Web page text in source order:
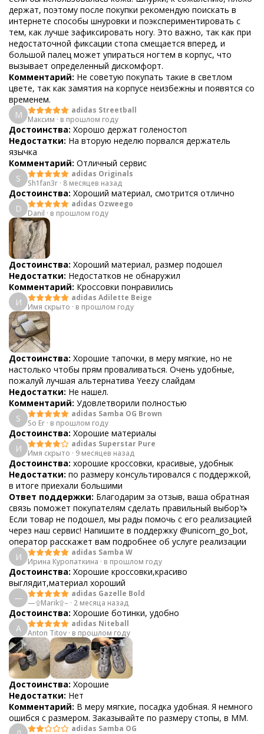
держат, поэтому после покупки рекомендую поискать в
интернете способы шнуровки и поэкспериментировать с
тем, как лучше зафиксировать ногу. Это важно, так как при
недостаточной фиксации стопа смещается вперед, и
большой палец может упираться ногтем в корпус, что
вызывает определенный дискомфорт.
Комментарий: Не советую покупать такие в светлом
цвете, так как замятия на корпусе неизбежны и появятся со
временем.
М
adidas Streetball
Максим · в прошлом году
Достоинства: Хорошо держат голеностоп
Недостатки: На вторую неделю порвался держатель
язычка
Комментарий: Отличный сервис
S
adidas Originals
Sh1fan3r · 8 месяцев назад
Достоинства: Хороший материал, смотрится отлично
D
adidas Ozweego
Danil · в прошлом году
Достоинства: Хороший материал, размер подошел
Недостатки: Недостатков не обнаружил
Комментарий: Кроссовки понравились
И
adidas Adilette Beige
Имя скрыто · в прошлом году
Достоинства: Хорошие тапочки, в меру мягкие, но не
настолько чтобы прям проваливаться. Очень удобные,
пожалуй лучшая альтернатива Yeezy слайдам
Недостатки: Не нашел.
Комментарий: Удовлетворили полностью
S
adidas Samba OG Brown
So Er · в прошлом году
Достоинства: Хорошие материалы
И
adidas Superstar Pure
Имя скрыто · 9 месяцев назад
Достоинства: хорошие кроссовки, красивые, удобнык
Недостатки: по размеру консультировался с поддержкой,
в итоге приехали большими
Ответ поддержки: Благодарим за отзыв, ваша обратная
связь поможет покупателям сделать правильный выбор🦄
Если товар не подошел, мы рады помочь с его реализацией
через наш сервис! Напишите в поддержку @unicorn_go_bot,
оператор расскажет вам подробнее об услуге реализации
И
adidas Samba W
Ирина Куропаткина · в прошлом году
Достоинства: Хорошие кроссовки,красиво
выглядит,материал хороший
—
adidas Gazelle Bold
—۩Marik۩– · 2 месяца назад
Достоинства: Хорошие ботинки, удобно
A
adidas Niteball
Anton Titov · в прошлом году
Достоинства: Хорошие
Недостатки: Нет
Комментарий: В меру мягкие, посадка удобная. Я немного
ошибся с размером. Заказывайте по размеру стопы, в ММ.
adidas Samba OG